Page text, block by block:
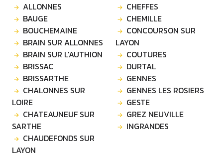
ALLONNES
BAUGE
BOUCHEMAINE
BRAIN SUR ALLONNES
BRAIN SUR L'AUTHION
BRISSAC
BRISSARTHE
CHALONNES SUR
LOIRE
CHATEAUNEUF SUR
SARTHE
CHAUDEFONDS SUR
LAYON
CHEFFES
CHEMILLE
CONCOURSON SUR
LAYON
COUTURES
DURTAL
GENNES
GENNES LES ROSIERS
GESTE
GREZ NEUVILLE
INGRANDES